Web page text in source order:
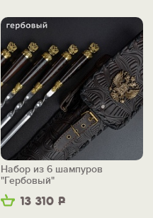
13 310 Р
Набор из 6 шампуров
"Гербовый"